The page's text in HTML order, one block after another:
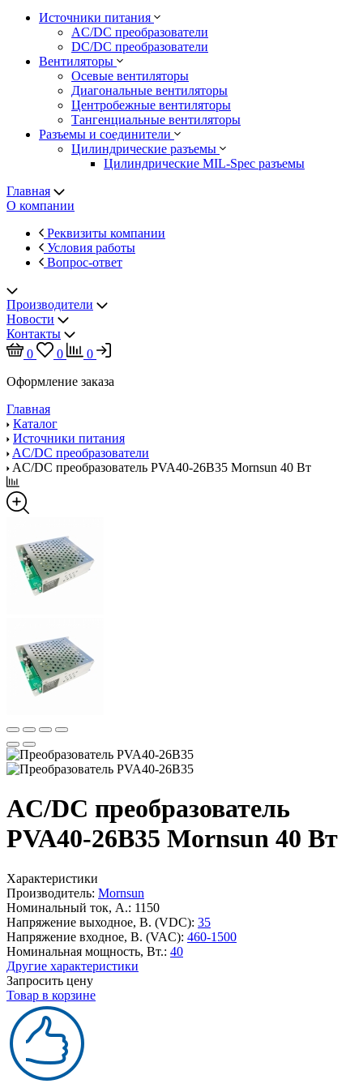
Источники питания
AC/DC преобразователи
DC/DC преобразователи
Вентиляторы
Осевые вентиляторы
Диагональные вентиляторы
Центробежные вентиляторы
Тангенциальные вентиляторы
Разъемы и соединители
Цилиндрические разъемы
Цилиндрические MIL-Spec разъемы
Главная
О компании
Реквизиты компании
Условия работы
Вопрос-ответ
Производители
Новости
Контакты
0
0
0
Оформление заказа
Главная
Каталог
Источники питания
AC/DC преобразователи
AC/DC преобразователь PVA40-26B35 Mornsun 40 Вт
AC/DC преобразователь
PVA40-26B35 Mornsun 40 Вт
Характеристики
Производитель: Mornsun
Номинальный ток, А.: 1150
Напряжение выходное, В. (VDC): 35
Напряжение входное, В. (VAC): 460-1500
Номинальная мощность, Вт.: 40
Другие характеристики
Запросить цену
Товар в корзине